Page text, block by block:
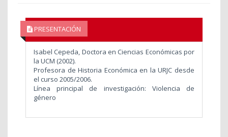
PRESENTACIÓN
Isabel Cepeda, Doctora en Ciencias Económicas por
la UCM (2002).
Profesora de Historia Económica en la URJC desde
el curso 2005/2006.
Línea principal de investigación: Violencia de
género